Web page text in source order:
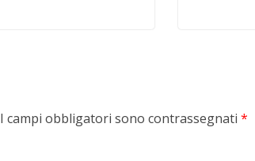
I campi obbligatori sono contrassegnati *